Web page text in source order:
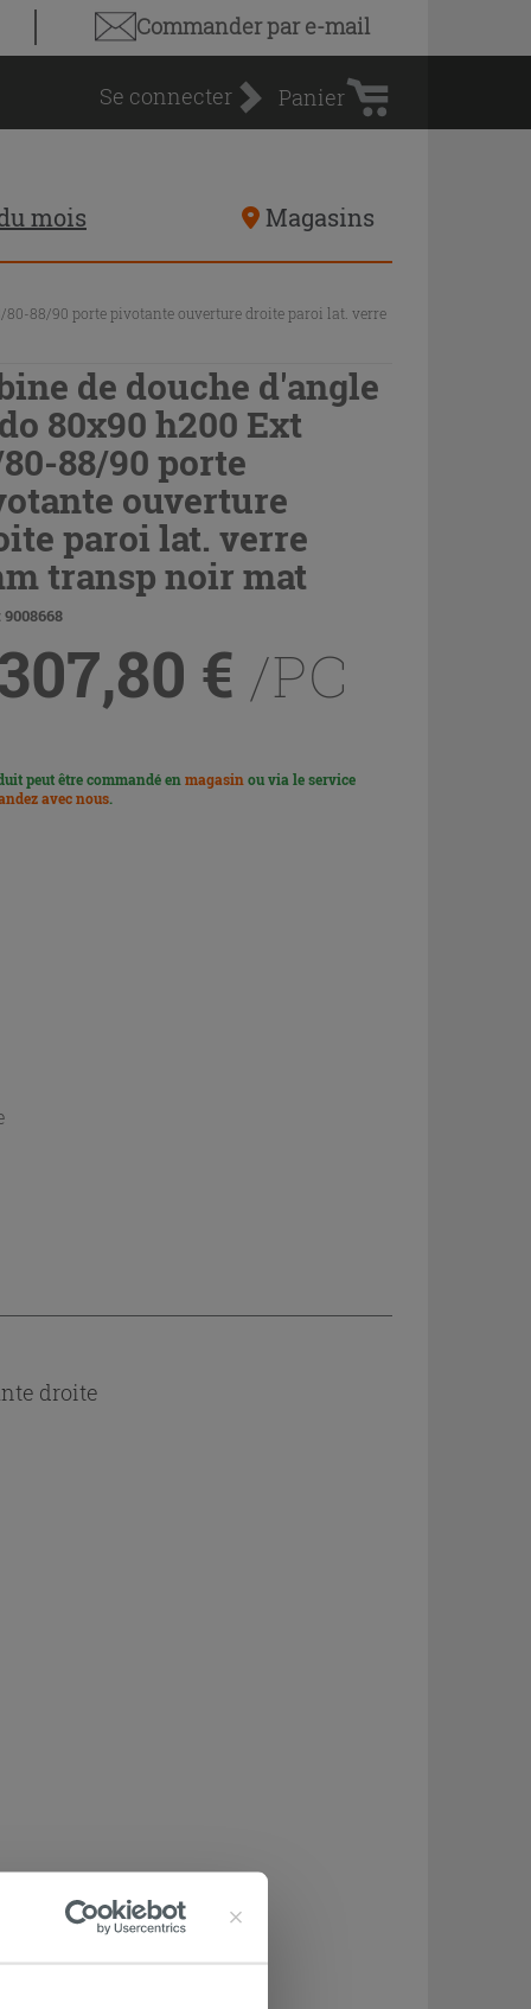
Commander par e-mail
Se connecter
d'achat
Panier
mois Magasins
80-88/90 porte pivotante ouverture droite paroi lat. verre
de douche d'angle
80x90 h200 Ext
88/90 porte
ouverture
paroi lat. verre
transp noir mat
9008668
€ /PC
peut être commandé en magasin ou via le service
avec nous.
droite